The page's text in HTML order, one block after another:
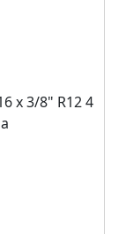
x 3/8" R12 4